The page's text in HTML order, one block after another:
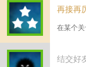
再接再
在某个关
结交好